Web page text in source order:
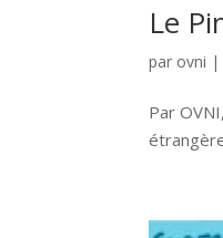
Le
par ovni |
Par